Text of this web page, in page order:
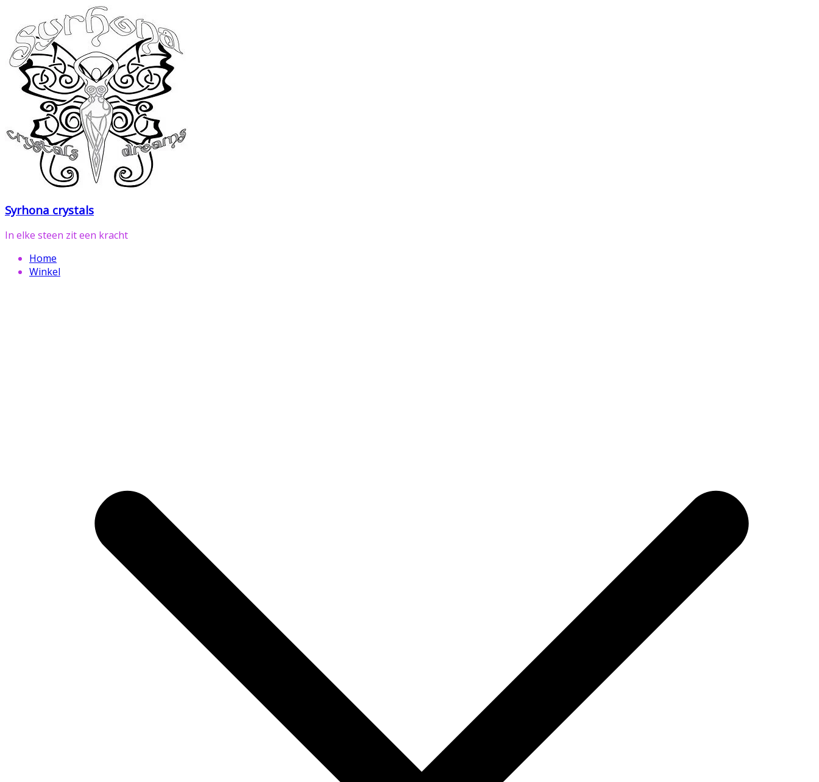
naar
inhoud
Syrhona crystals
In elke steen zit een kracht
Home
Winkel